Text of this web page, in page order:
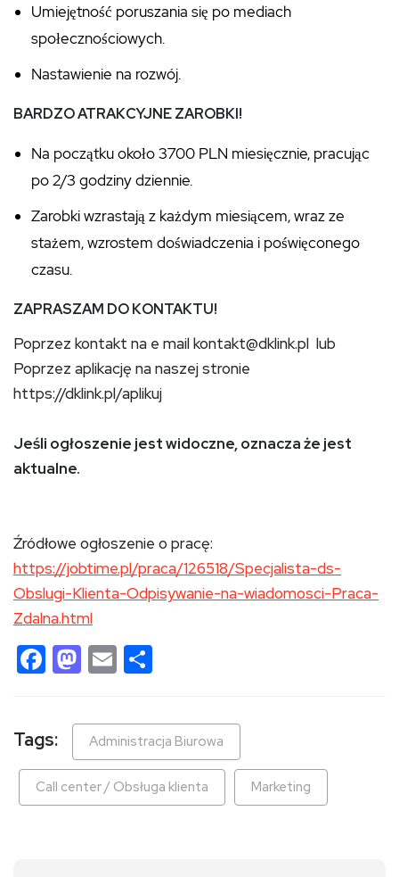
Umiejętność poruszania się po mediach
społecznościowych.
Nastawienie na rozwój.
BARDZO ATRAKCYJNE ZAROBKI!
Na początku około 3700 PLN miesięcznie, pracując
po 2/3 godziny dziennie.
Zarobki wzrastają z każdym miesiącem, wraz ze
stażem, wzrostem doświadczenia i poświęconego
czasu.
ZAPRASZAM DO KONTAKTU!
Poprzez kontakt na e mail kontakt@dklink.pl lub
Poprzez aplikację na naszej stronie
https://dklink.pl/aplikuj
Jeśli ogłoszenie jest widoczne, oznacza że jest
aktualne.
Źródłowe ogłoszenie o pracę:
https://jobtime.pl/praca/126518/Specjalista-ds-
Obslugi-Klienta-Odpisywanie-na-wiadomosci-Praca-
Zdalna.html
Facebook
Mastodon
Email
Tags: Administracja Biurowa
Call center / Obsługa klienta Marketing